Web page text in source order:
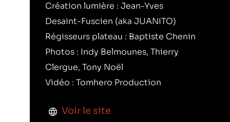
Création lumière : Jean-Yves
Desaint-Fuscien (aka JUANITO)
Régisseurs plateau : Baptiste Chenin
Photos : Indy Belmounes, Thierry
Clergue, Tony Noël
Vidéo : Tomhero Production
Voir le site